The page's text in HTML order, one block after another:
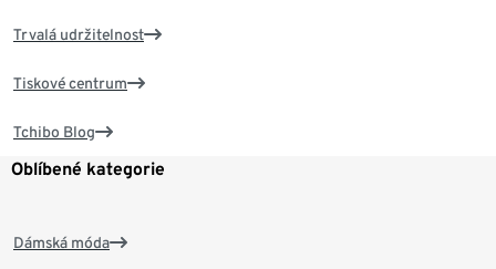
Trvalá udržitelnost
Tiskové centrum
Tchibo Blog
Oblíbené kategorie
Dámská móda